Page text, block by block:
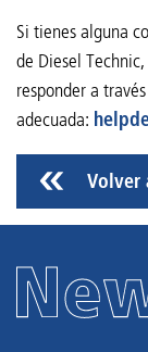
Si tienes alguna
de Diesel
responder a
adecuada:
Volver